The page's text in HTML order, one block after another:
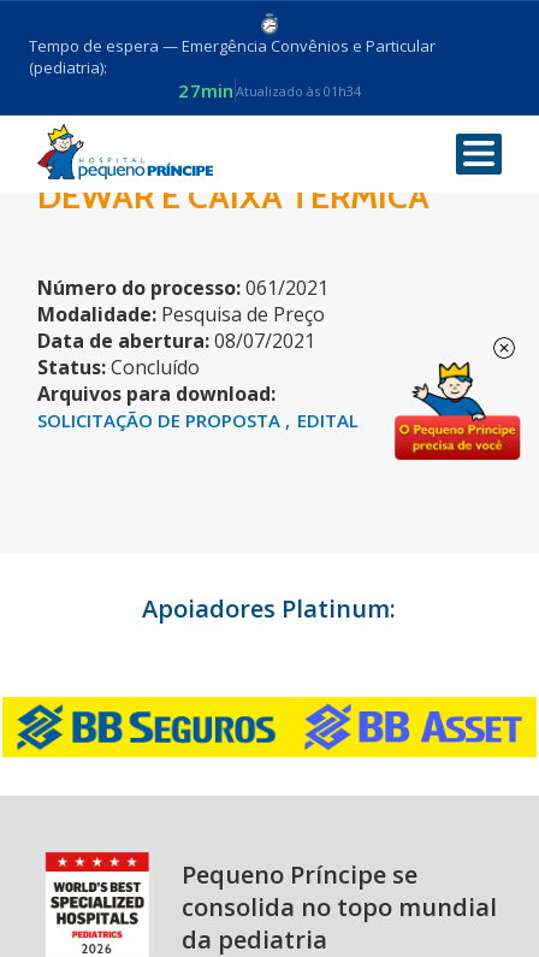
Tempo de espera — Emergência Convênios e Particular
(pediatria):
27min Atualizado às 01h34
PLACAS DE PETRI, FRASCO
DEWAR E CAIXA TÉRMICA
Número do processo:061/2021
Modalidade: Pesquisa de Preço
Data de abertura:08/07/2021
Status:Concluído
Arquivos para download:
SOLICITAÇÃO DE PROPOSTA EDITAL
Apoiadores Platinum:
Pequeno Príncipe se
consolida no topo mundial
da pediatria